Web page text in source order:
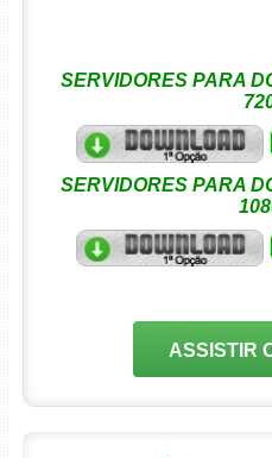
SERVIDORES PARA
SERVIDORES PARA
ASSISTIR